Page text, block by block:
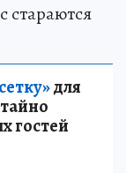
стараются
для
гостей